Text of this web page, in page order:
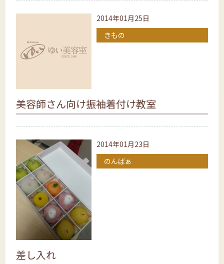
2014年01月25日
きもの
美容師さん向け振袖着付け教室
2014年01月23日
のんばぁ
差し入れ